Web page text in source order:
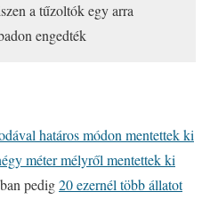
a tűzoltók egy arra
engedték
határos módon mentettek ki
méter mélyről mentettek ki
pedig20 ezernél több állatot